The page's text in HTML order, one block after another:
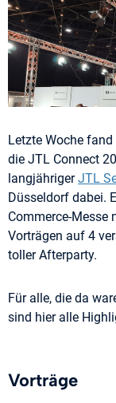
Letzte Woche
die JTL Connect
langjährigerJTL
Düsseldorf dabei.
Commerce-Messe
Vorträgen auf 4
toller Afterparty.
Für alle, die da
sind hier alle
Vorträge